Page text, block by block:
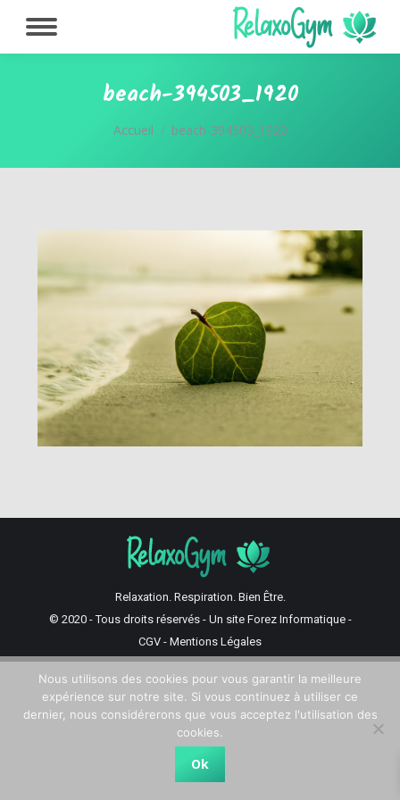
beach-394503_1920
Vous êtes ici :
Accueil beach-394503_1920
Relaxation. Respiration. Bien Être.
© 2020 - Tous droits réservés - Un site Forez Informatique-
CGV - Mentions Légales
Nous utilisons des cookies pour vous garantir la meilleure
expérience sur notre site. Si vous continuez à utiliser ce
dernier, nous considérerons que vous acceptez l'utilisation des
cookies.
Ok